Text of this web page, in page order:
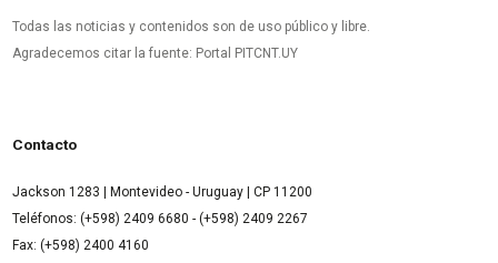
Todas las noticias y contenidos son de uso público y libre.
Agradecemos citar la fuente: Portal PITCNT.UY
Contacto
Jackson 1283 | Montevideo - Uruguay | CP 11200
Teléfonos: (+598) 2409 6680 - (+598) 2409 2267
Fax: (+598) 2400 4160